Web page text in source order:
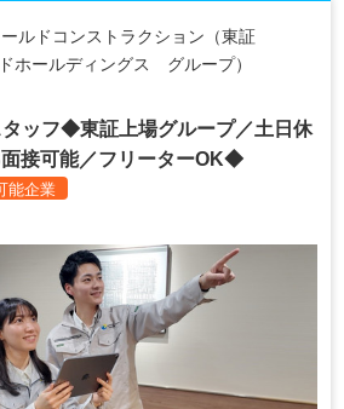
ルドコンストラクション（東証
ホールディングス グループ）
ッフ◆東証上場グループ／土日休
接可能／フリーターOK◆
能企業